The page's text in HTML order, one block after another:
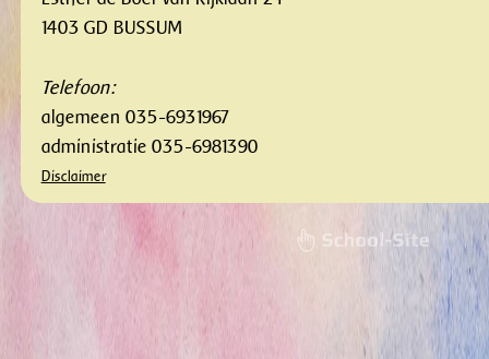
1403 GD BUSSUM
Telefoon:
algemeen 035-6931967
administratie 035-6981390
Disclaimer